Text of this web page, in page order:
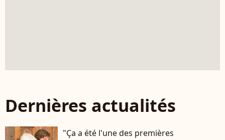
Dernières actualités
"Ça a été l'une des premières